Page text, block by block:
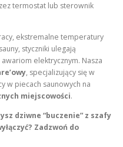
termostat lub sterownik
ekstremalne temperatury
styczniki ulegają
elektrycznym. Nasza
, specjalizujący się w
w piecach saunowych na
miejscowości.
dziwne “buczenie” z szafy
Zadzwoń do